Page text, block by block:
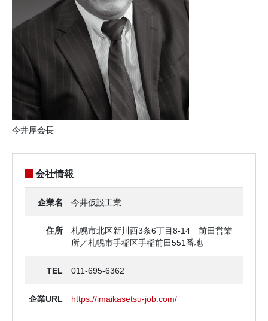
今井厚会長
会社情報
企業名 今井仮設工業
住所
札幌市北区新川西3条6丁目8-14 前田営業
所／札幌市手稲区手稲前田551番地
TEL 011-695-6362
企業URL https://imaikasetsu-job.com/